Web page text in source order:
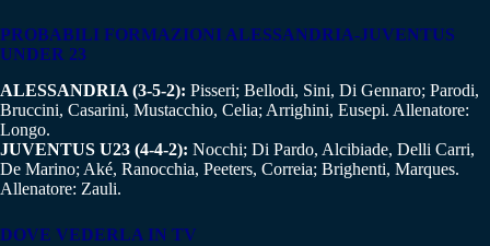
PROBABILI FORMAZIONI ALESSANDRIA-JUVENTUS
UNDER 23
ALESSANDRIA (3-5-2): Pisseri; Bellodi, Sini, Di Gennaro; Parodi,
Bruccini, Casarini, Mustacchio, Celia; Arrighini, Eusepi. Allenatore:
Longo.
JUVENTUS U23 (4-4-2): Nocchi; Di Pardo, Alcibiade, Delli Carri,
De Marino; Aké, Ranocchia, Peeters, Correia; Brighenti, Marques.
Allenatore: Zauli.
DOVE VEDERLA IN TV